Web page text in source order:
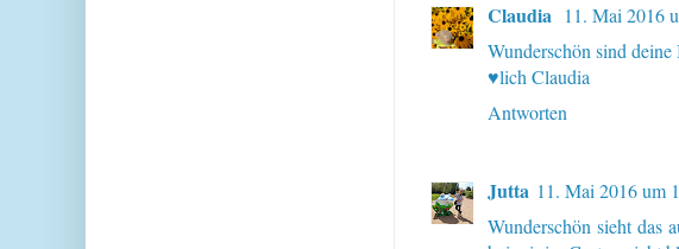
Claudia 11. Mai 2016
Wunderschön sind
♥lich Claudia
Antworten
Jutta 11. Mai 2016 um
Wunderschön sieht das